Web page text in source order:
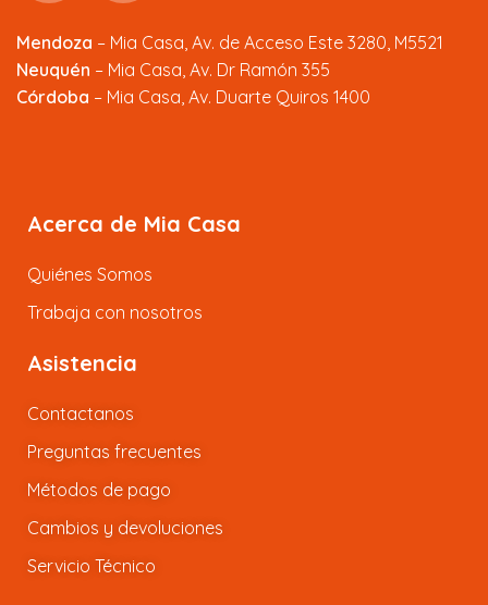
Mendoza – Mia Casa, Av. de Acceso Este 3280, M5521
Neuquén – Mia Casa, Av. Dr Ramón 355
Córdoba – Mia Casa, Av. Duarte Quiros 1400
Acerca de Mia Casa
Quiénes Somos
Trabaja con nosotros
Asistencia
Contactanos
Preguntas frecuentes
Métodos de pago
Cambios y devoluciones
Servicio Técnico